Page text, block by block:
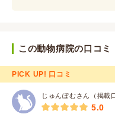
この動物病院の口コミ
PICK UP! 口コミ
じゅんぽむさん（掲載
5.0